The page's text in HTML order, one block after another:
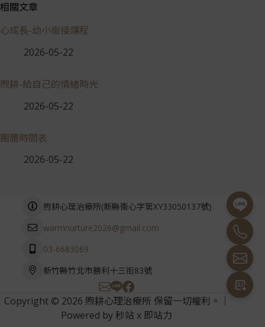
相關文章
心成長-幼小銜接課程
2026-05-22
煦耕-給自己的情緒時光
2026-05-22
團體時間表
2026-05-22
煦耕心理治療所(新縣衛心字第XY33050137號)
warmnurture2026@gmail.com
03-6683069
新竹縣竹北市勝利十三街83號
Copyright © 2026 煦耕心理治療所 保留一切權利。｜
Powered by秒站 x 即站力